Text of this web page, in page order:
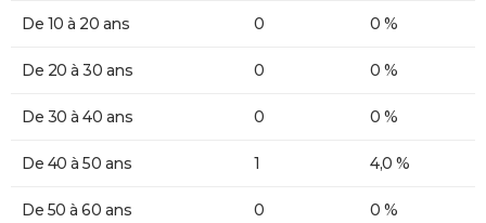
De 10 à 20 ans 0 0 %
De 20 à 30 ans 0 0 %
De 30 à 40 ans 0 0 %
De 40 à 50 ans 1 4,0 %
De 50 à 60 ans 0 0 %